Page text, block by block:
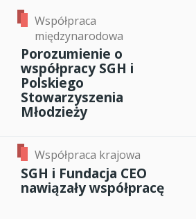
Współpraca
międzynarodowa
Porozumienie o
współpracy SGH i
Polskiego
Stowarzyszenia
Młodzieży
Współpraca krajowa
SGH i Fundacja CEO
nawiązały współpracę